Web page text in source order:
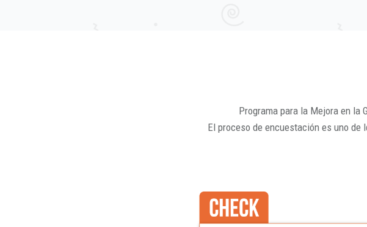
Programa para la Mejora en la
El proceso de encuestación es uno de